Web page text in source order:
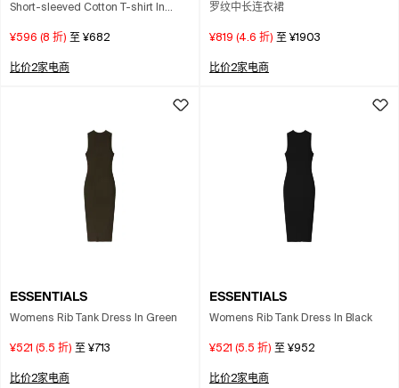
Short-sleeved Cotton T-shirt In
¥596 (8 折) 至 ¥682
比价2家电商
罗纹中长连衣裙
¥819 (4.6 折) 至 ¥1903
比价2家电商
ESSENTIALS
Womens Rib Tank Dress In Green
¥521 (5.5 折) 至 ¥713
比价2家电商
ESSENTIALS
Womens Rib Tank Dress In Black
¥521 (5.5 折) 至 ¥952
比价2家电商